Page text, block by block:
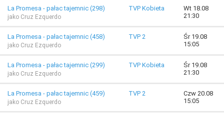
La Promesa - pałac tajemnic (298)
jako Cruz Ezquerdo
TVP Kobieta
Wt 18.08
21:30
La Promesa - pałac tajemnic (458)
jako Cruz Ezquerdo
TVP 2
Śr 19.08
15:05
La Promesa - pałac tajemnic (299)
jako Cruz Ezquerdo
TVP Kobieta
Śr 19.08
21:30
La Promesa - pałac tajemnic (459)
jako Cruz Ezquerdo
TVP 2
Czw 20.08
15:05